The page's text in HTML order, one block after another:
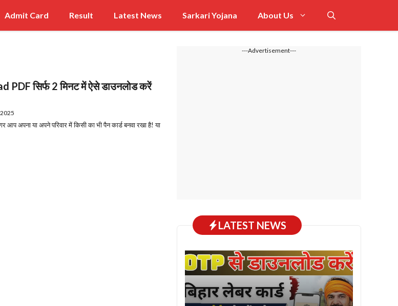
Admit Card Result Latest News Sarkari Yojana About Us
PDF सिर्फ 2 मिनट में ऐसे डाउनलोड करें
अपना या अपने परिवार में किसी का भी पैन कार्ड बनवा रखा है! या
---Advertisement---
LATEST NEWS